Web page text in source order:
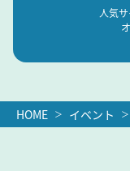
人気
HOME イベント